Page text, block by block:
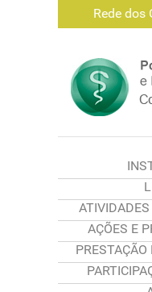
Rede dos
AÇÕES E
PRESTAÇÃO